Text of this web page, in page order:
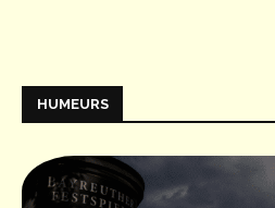
HUMEURS